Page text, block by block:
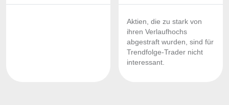
Aktien, die zu stark von
ihren Verlaufhochs
abgestraft wurden, sind für
Trendfolge-Trader nicht
interessant.